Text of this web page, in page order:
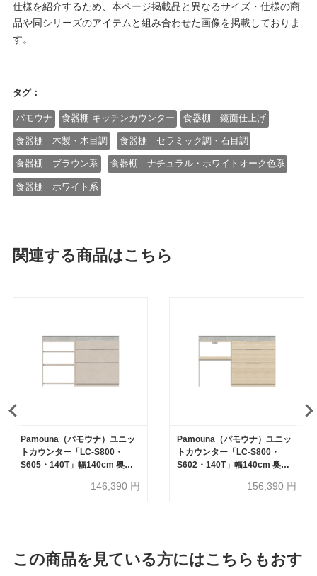
仕様を紹介するため、本ページ掲載品と異なるサイズ・仕様の商
品や同シリーズのアイテムと組み合わせた画像を掲載しておりま
す。
タグ：
パモウナ 食器棚 キッチンカウンター 食器棚 鏡面仕上げ
食器棚 木製・木目調 食器棚 セラミック調・石目調
食器棚 ブラウン系 食器棚 ナチュラル・ホワイトオーク色系
食器棚 ホワイト系
関連する商品はこちら
Pamouna（パモウナ）ユニッ
トカウンター「LC-S800・
S605・140T」幅140cm 奥行
サイドラック 下台全4色 天板全
146,390 円
Pamouna（パモウナ）ユニッ
トカウンター「LC-S800・
S602・140T」幅140cm 奥行
家電収納 下台全4色 天板全2色
156,390 円
この商品を見ている方にはこちらもおす